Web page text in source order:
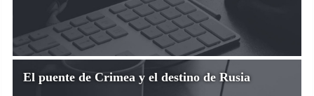
El puente de Crimea y el destino de Rusia